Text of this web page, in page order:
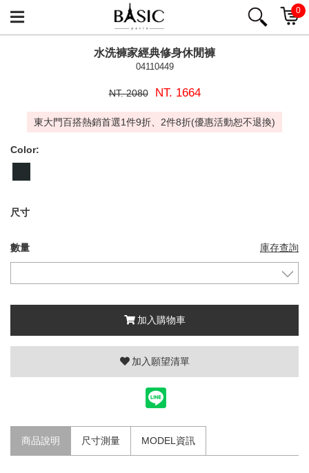
0
水洗褲家經典修身休閒褲
04110449
NT. 2080 NT. 1664
東大門百搭熱銷首選1件9折、2件8折(優惠活動恕不退換)
Color:
尺寸
數量 庫存查詢
加入購物車
加入願望清單
商品說明 尺寸測量 MODEL資訊